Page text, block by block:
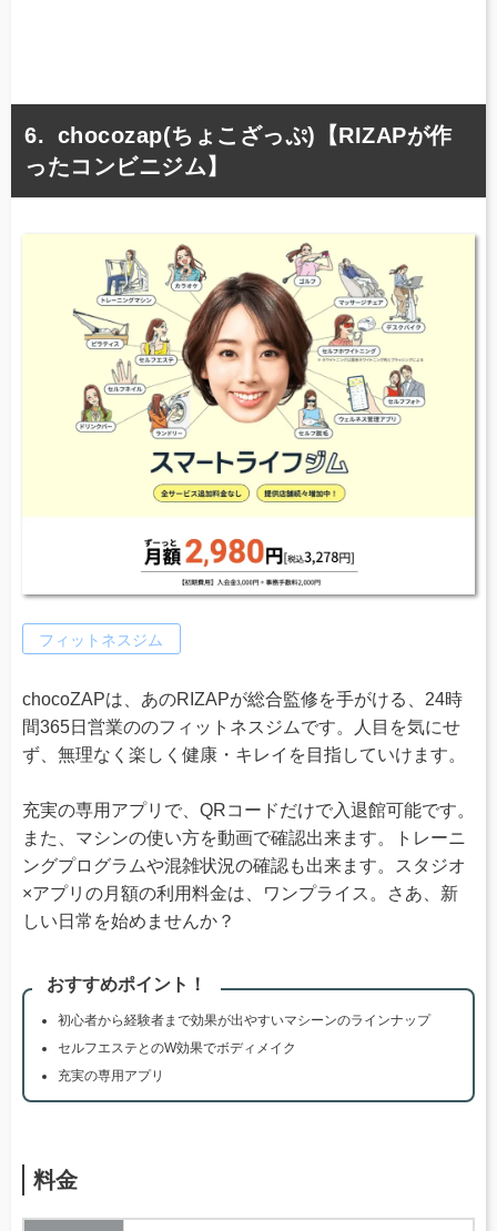
chocozap(ちょこざっぷ)【RIZAPが作
ったコンビニジム】
フィットネスジム
chocoZAPは、あのRIZAPが総合監修を手がける、24時
間365日営業ののフィットネスジムです。人目を気にせ
ず、無理なく楽しく健康・キレイを目指していけます。
充実の専用アプリで、QRコードだけで入退館可能です。
また、マシンの使い方を動画で確認出来ます。トレーニ
ングプログラムや混雑状況の確認も出来ます。スタジオ
×アプリの月額の利用料金は、ワンプライス。さあ、新
しい日常を始めませんか？
おすすめポイント！
初心者から経験者まで効果が出やすいマシーンのラインナップ
セルフエステとのW効果でボディメイク
充実の専用アプリ
料金